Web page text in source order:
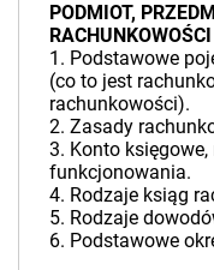
PODMIOT,
RACHUNKOWOŚCI
1. Podstawowe
(co to jest
rachunkowości).
2. Zasady
3. Konto
funkcjonowania.
4. Rodzaje ksiąg
5. Rodzaje
6. Podstawowe